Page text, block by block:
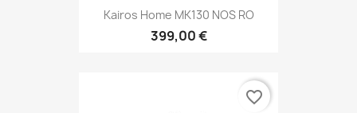
Kairos Home MK130 NOS RO
399,00 €
favorite_border